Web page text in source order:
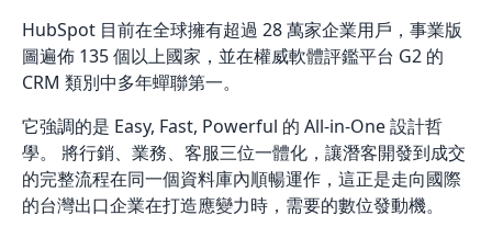
HubSpot 目前在全球擁有超過 28 萬家企業用戶，事業版
圖遍佈 135 個以上國家，並在權威軟體評鑑平台 G2 的
CRM 類別中多年蟬聯第一。
它強調的是 Easy, Fast, Powerful 的 All-in-One 設計哲
學。 將行銷、業務、客服三位一體化，讓潛客開發到成交
的完整流程在同一個資料庫內順暢運作，這正是走向國際
的台灣出口企業在打造應變力時，需要的數位發動機。